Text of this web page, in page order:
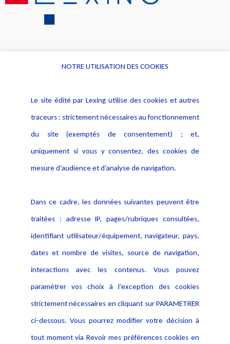
Alerte professionnelle
Déclaration d'accessibilité
Notice Légale
Politique de protection des
données
Publications
NOTRE UTILISATION DES COOKIES
Le site édité par Lexing utilise des cookies et autres
traceurs : strictement nécessaires au fonctionnement
du site (exemptés de consentement) ; et,
uniquement si vous y consentez, des cookies de
mesure d’audience et d’analyse de navigation.
Dans ce cadre, les données suivantes peuvent être
traitées : adresse IP, pages/rubriques consultées,
identifiant utilisateur/équipement, navigateur, pays,
dates et nombre de visites, source de navigation,
interactions avec les contenus. Vous pouvez
paramétrer vos choix à l’exception des cookies
strictement nécessaires en cliquant sur PARAMETRER
ci-dessous. Vous pourrez modifier votre décision à
tout moment via Revoir mes préférences cookies en